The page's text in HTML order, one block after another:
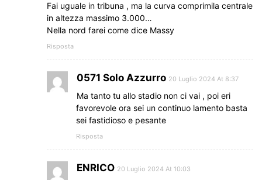
Fai uguale in tribuna , ma la curva comprimila centrale
in altezza massimo 3.000…
Nella nord farei come dice Massy
Risposta
0571 Solo Azzurro 20 Luglio 2024 At 8:37
Ma tanto tu allo stadio non ci vai , poi eri
favorevole ora sei un continuo lamento basta
sei fastidioso e pesante
Risposta
ENRICO 20 Luglio 2024 At 10:03